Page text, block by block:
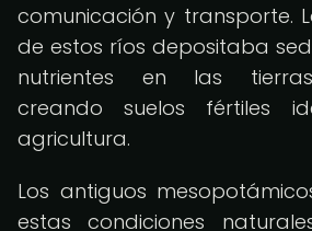
comunicación y transporte.
de estos ríos depositaba
nutrientes en las tierras
creando suelos fértiles
agricultura.
Los antiguos
estas condiciones